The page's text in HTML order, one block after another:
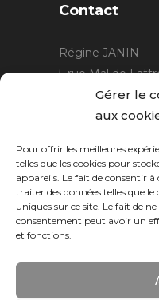
Gérer le
aux
Pour offrir les meilleures
telles que les cookies pour
appareils. Le fait de consentir
traiter des données telles que
uniques sur ce site. Le fait de
consentement peut avoir un
et fonctions.
Contact
Régine JANIN
5 rue Mal de
21220 Gevrey
06 15 15 80 29
Horaires :sur